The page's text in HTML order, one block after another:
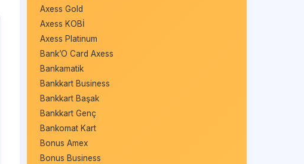
Axess Gold
Axess KOBİ
Axess Platinum
Bank’O Card Axess
Bankamatik
Bankkart Business
Bankkart Başak
Bankkart Genç
Bankomat Kart
Bonus Amex
Bonus Business